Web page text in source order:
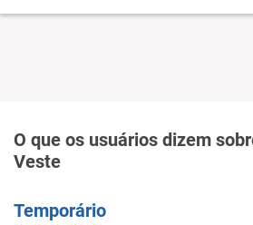
O que os usuários dizem
Veste
Temporário